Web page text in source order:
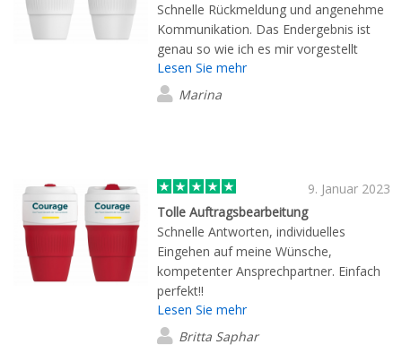
Schnelle Rückmeldung und angenehme
Kommunikation. Das Endergebnis ist
genau so wie ich es mir vorgestellt
habe.
Lesen Sie mehr
Marina
9. Januar 2023
Tolle Auftragsbearbeitung
Schnelle Antworten, individuelles
Eingehen auf meine Wünsche,
kompetenter Ansprechpartner. Einfach
perfekt!!
Lesen Sie mehr
Britta Saphar